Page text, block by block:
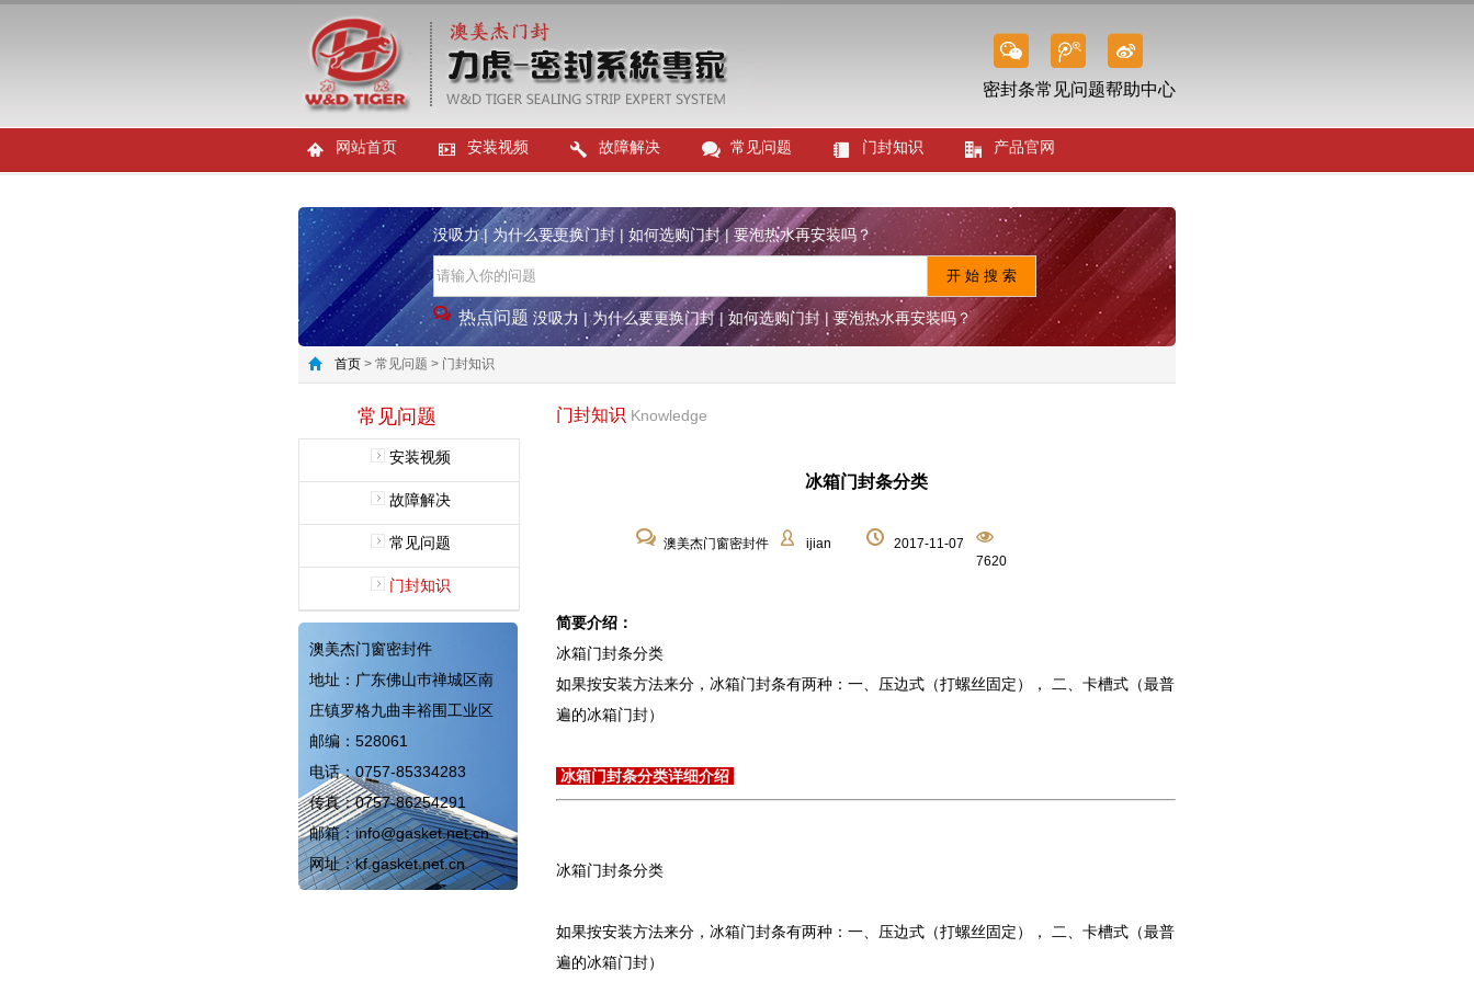
密封条常见问题帮助中心
网站首页 安装视频 故障解决 常见问题 门封知识 产品官网
没吸力| 为什么要更换门封| 如何选购门封| 要泡热水再安装吗？
热点问题 没吸力 |为什么要更换门封| 如何选购门封|要泡热水再安装吗？
首页 > 常见问题 > 门封知识
常见问题
安装视频
故障解决
常见问题
门封知识
澳美杰门窗密封件
地址：广东佛山巿禅城区南
庄镇罗格九曲丰裕围工业区
邮编：528061
电话：0757-85334283
传真：0757-86254291
邮箱：info@gasket.net.cn
网址：kf.gasket.net.cn
门封知识 Knowledge
冰箱门封条分类
澳美杰门窗密封件 ijian
2017-11-07
7620
简要介绍：
冰箱门封条分类
如果按安装方法来分，冰箱门封条有两种：一、压边式（打螺丝固定）， 二、卡槽式（最普
遍的冰箱门封）
冰箱门封条分类详细介绍
冰箱门封条分类
如果按安装方法来分，冰箱门封条有两种：一、压边式（打螺丝固定）， 二、卡槽式（最普
遍的冰箱门封）